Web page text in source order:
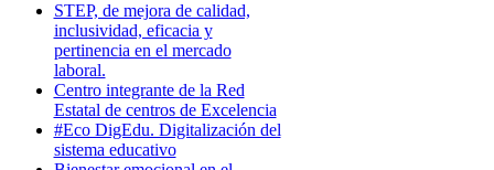
STEP, de mejora de calidad,
inclusividad, eficacia y
pertinencia en el mercado
laboral.
Centro integrante de la Red
Estatal de centros de Excelencia
#Eco DigEdu. Digitalización del
sistema educativo